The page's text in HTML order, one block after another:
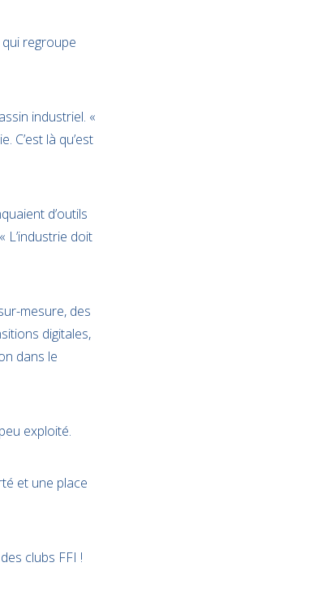
qui regroupe
industriel. «
C’est là qu’est
d’outils
L’industrie doit
mesure, des
digitales,
dans le
exploité.
et une place
clubs FFI !